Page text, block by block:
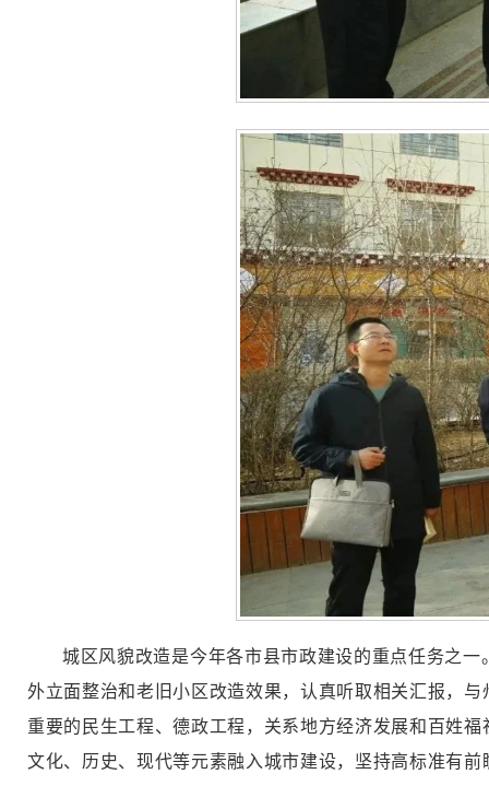
城区风貌改造是今年各市县市政建设的重点任务之
外立面整治和老旧小区改造效果，认真听取相关汇报，
重要的民生工程、德政工程，关系地方经济发展和百姓
文化、历史、现代等元素融入城市建设，坚持高标准有